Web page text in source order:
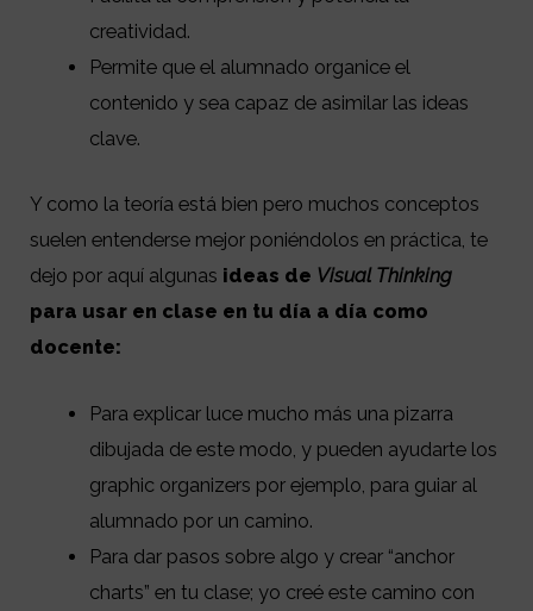
creatividad.
Permite que el alumnado organice el
contenido y sea capaz de asimilar las ideas
clave.
Y como la teoría está bien pero muchos conceptos
suelen entenderse mejor poniéndolos en práctica, te
dejo por aquí algunas ideas de Visual Thinking
para usar en clase en tu día a día como
docente:
Para explicar luce mucho más una pizarra
dibujada de este modo, y pueden ayudarte los
graphic organizers por ejemplo, para guiar al
alumnado por un camino.
Para dar pasos sobre algo y crear “anchor
charts” en tu clase; yo creé este camino con